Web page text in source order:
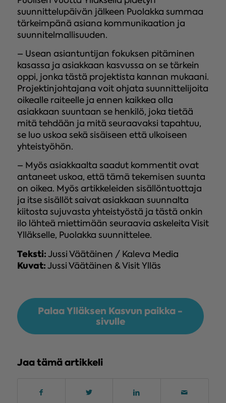
suunnittelupäivän jälkeen Puolakka summaa
tärkeimpänä asiana kommunikaation ja
suunnitelmallisuuden.
– Usean asiantuntijan fokuksen pitäminen
kasassa ja asiakkaan kasvussa on se tärkein
oppi, jonka tästä projektista kannan mukaani.
Projektinjohtajana voit ohjata suunnittelijoita
oikealle raiteelle ja ennen kaikkea olla
asiakkaan suuntaan se henkilö, joka tietää
mitä tehdään ja mitä seuraavaksi tapahtuu,
se luo uskoa sekä sisäiseen että ulkoiseen
yhteistyöhön.
– Myös asiakkaalta saadut kommentit ovat
antaneet uskoa, että tämä tekemisen suunta
on oikea. Myös artikkeleiden sisällöntuottaja
ja itse sisällöt saivat asiakkaan suunnalta
kiitosta sujuvasta yhteistyöstä ja tästä onkin
ilo lähteä miettimään seuraavia askeleita Visit
Ylläkselle, Puolakka suunnittelee.
Teksti:Jussi Väätäinen / Kaleva Media
Kuvat:Jussi Väätäinen & Visit Ylläs
Palaa Ylläksen Kasvun paikka -
sivulle
Jaa tämä artikkeli